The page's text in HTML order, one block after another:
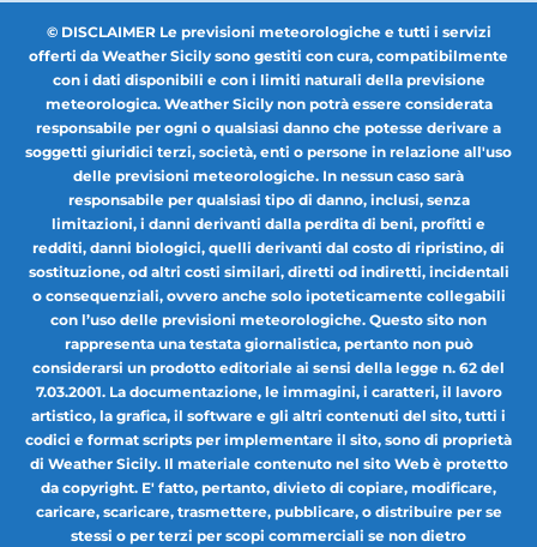
© DISCLAIMER Le previsioni meteorologiche e tutti i servizi
offerti da Weather Sicily sono gestiti con cura, compatibilmente
con i dati disponibili e con i limiti naturali della previsione
meteorologica. Weather Sicily non potrà essere considerata
responsabile per ogni o qualsiasi danno che potesse derivare a
soggetti giuridici terzi, società, enti o persone in relazione all'uso
delle previsioni meteorologiche. In nessun caso sarà
responsabile per qualsiasi tipo di danno, inclusi, senza
limitazioni, i danni derivanti dalla perdita di beni, profitti e
redditi, danni biologici, quelli derivanti dal costo di ripristino, di
sostituzione, od altri costi similari, diretti od indiretti, incidentali
o consequenziali, ovvero anche solo ipoteticamente collegabili
con l’uso delle previsioni meteorologiche. Questo sito non
rappresenta una testata giornalistica, pertanto non può
considerarsi un prodotto editoriale ai sensi della legge n. 62 del
7.03.2001. La documentazione, le immagini, i caratteri, il lavoro
artistico, la grafica, il software e gli altri contenuti del sito, tutti i
codici e format scripts per implementare il sito, sono di proprietà
di Weather Sicily. Il materiale contenuto nel sito Web è protetto
da copyright. E' fatto, pertanto, divieto di copiare, modificare,
caricare, scaricare, trasmettere, pubblicare, o distribuire per se
stessi o per terzi per scopi commerciali se non dietro